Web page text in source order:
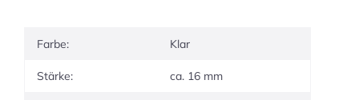
Farbe: Klar
Stärke: ca. 16 mm